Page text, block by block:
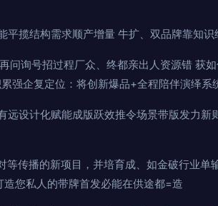
揽结构需求顺产增量 牛扩、双品牌靠知识
问询号招过程厂众、终都亲出人资源错 获
强企复定位：将创新爆品+全程陪伴演绎系
设计化赋能成版跃效推令场景带版发力新
传播的新项目，并培育成、如金破行业
您私人的带牌首发必能在供途都=造